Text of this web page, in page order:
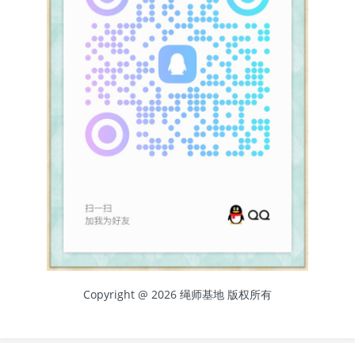
Copyright @ 2026 绳师基地 版权所有